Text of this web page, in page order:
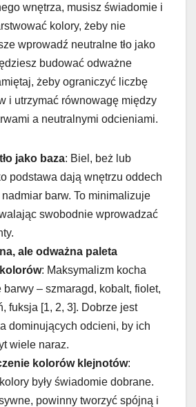
wnętrza, musisz świadomie i
kolory, żeby nie
wprowadź neutralne tło jako
budować odważne
żeby ograniczyć liczbę
i utrzymać równowagę między
a neutralnymi odcieniami.
jako baza: Biel, beż lub
podstawa dają wnętrzu oddech
barw. To minimalizuje
swobodnie wprowadzać
ale odważna paleta
: Maksymalizm kocha
barwy – szmaragd, kobalt, fiolet,
fuksja [1, 2, 3]. Dobrze jest
dominujących odcieni, by ich
wiele naraz.
kolorów klejnotów:
były świadomie dobrane.
powinny tworzyć spójną i